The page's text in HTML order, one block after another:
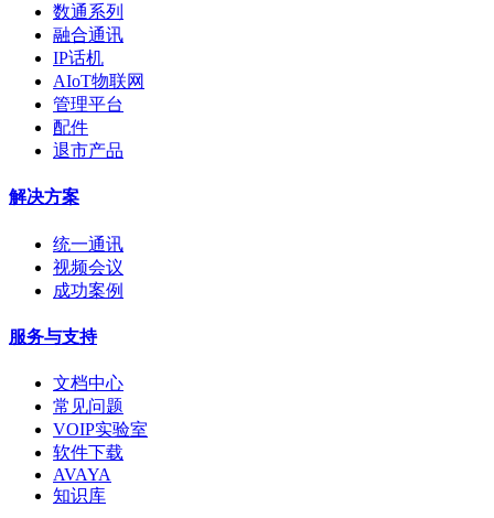
数通系列
融合通讯
IP话机
AIoT物联网
管理平台
配件
退市产品
解决方案
统一通讯
视频会议
成功案例
服务与支持
文档中心
常见问题
VOIP实验室
软件下载
AVAYA
知识库